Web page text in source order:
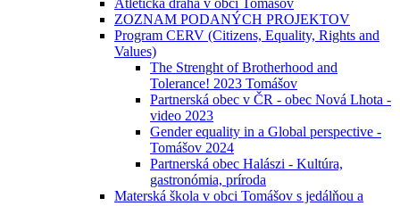
Atletická dráha v obci Tomášov
ZOZNAM PODANÝCH PROJEKTOV
Program CERV (Citizens, Equality, Rights and
Values)
The Strenght of Brotherhood and
Tolerance! 2023 Tomášov
Partnerská obec v ČR - obec Nová Lhota -
video 2023
Gender equality in a Global perspective -
Tomášov 2024
Partnerská obec Halászi - Kultúra,
gastronómia, príroda
Materská škola v obci Tomášov s jedálňou a